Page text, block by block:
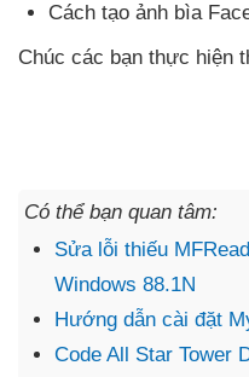
Cách tạo ảnh bìa
Chúc các bạn thực hiện
Có thể bạn quan tâm:
Sửa lỗi thiếu
Windows 88.1N
Hướng dẫn cài đặt
Code All Star Tower